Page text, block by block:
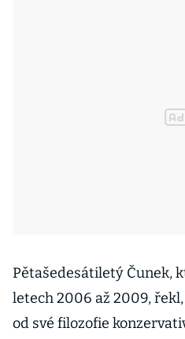
Pětašedesátiletý Čunek,
letech 2006 až 2009,
od své filozofie